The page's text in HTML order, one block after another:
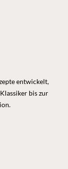
entwickelt,
bis zur